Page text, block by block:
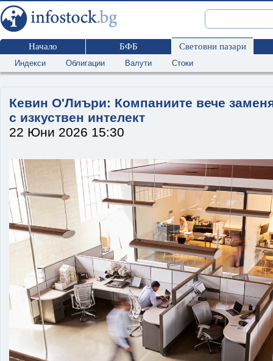
Начало БФБ Световни пазари
Индекси Облигации Валути Стоки
Кевин О'Лиъри: Компаниите вече
с изкуствен интелект
22 Юни 2026 15:30